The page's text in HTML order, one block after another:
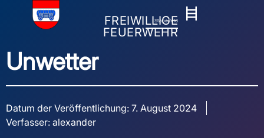
FREIWILLIGE
FEUERWEHR
Stapelfeld
Unwetter
Datum der Veröffentlichung: 7. August 2024
Verfasser: alexander